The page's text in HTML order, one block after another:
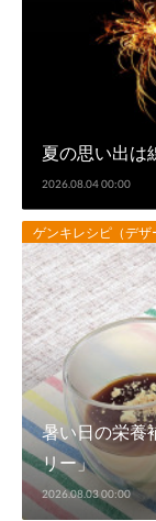
夏の思い出は
2026.08.04 00:00
ゲンキレシピ（デザ
暑い日の栄養
リー」
2026.08.03 00:00